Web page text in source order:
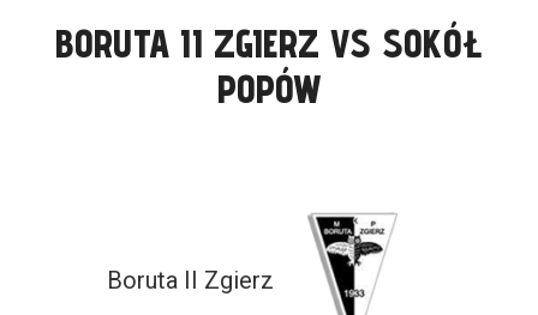
BORUTA II ZGIERZ VS SOKÓŁ
POPÓW
Boruta II Zgierz